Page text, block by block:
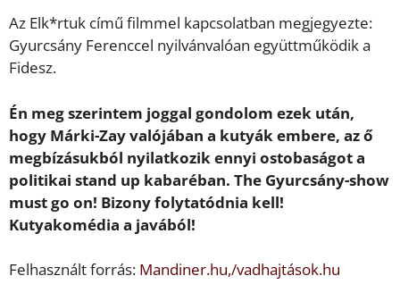
Az Elk*rtuk című filmmel kapcsolatban megjegyezte:
Gyurcsány Ferenccel nyilvánvalóan együttműködik a
Fidesz.
Én meg szerintem joggal gondolom ezek után,
hogy Márki-Zay valójában a kutyák embere, az ő
megbízásukból nyilatkozik ennyi ostobaságot a
politikai stand up kabaréban. The Gyurcsány-show
must go on! Bizony folytatódnia kell!
Kutyakomédia a javából!
Felhasznált forrás: Mandiner.hu,/vadhajtások.hu